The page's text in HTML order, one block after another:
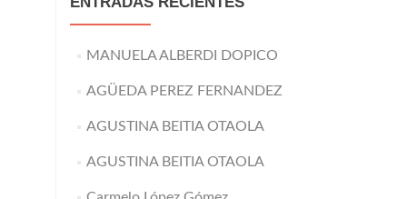
MANUELA ALBERDI DOPICO
AGÜEDA PEREZ FERNANDEZ
AGUSTINA BEITIA OTAOLA
AGUSTINA BEITIA OTAOLA